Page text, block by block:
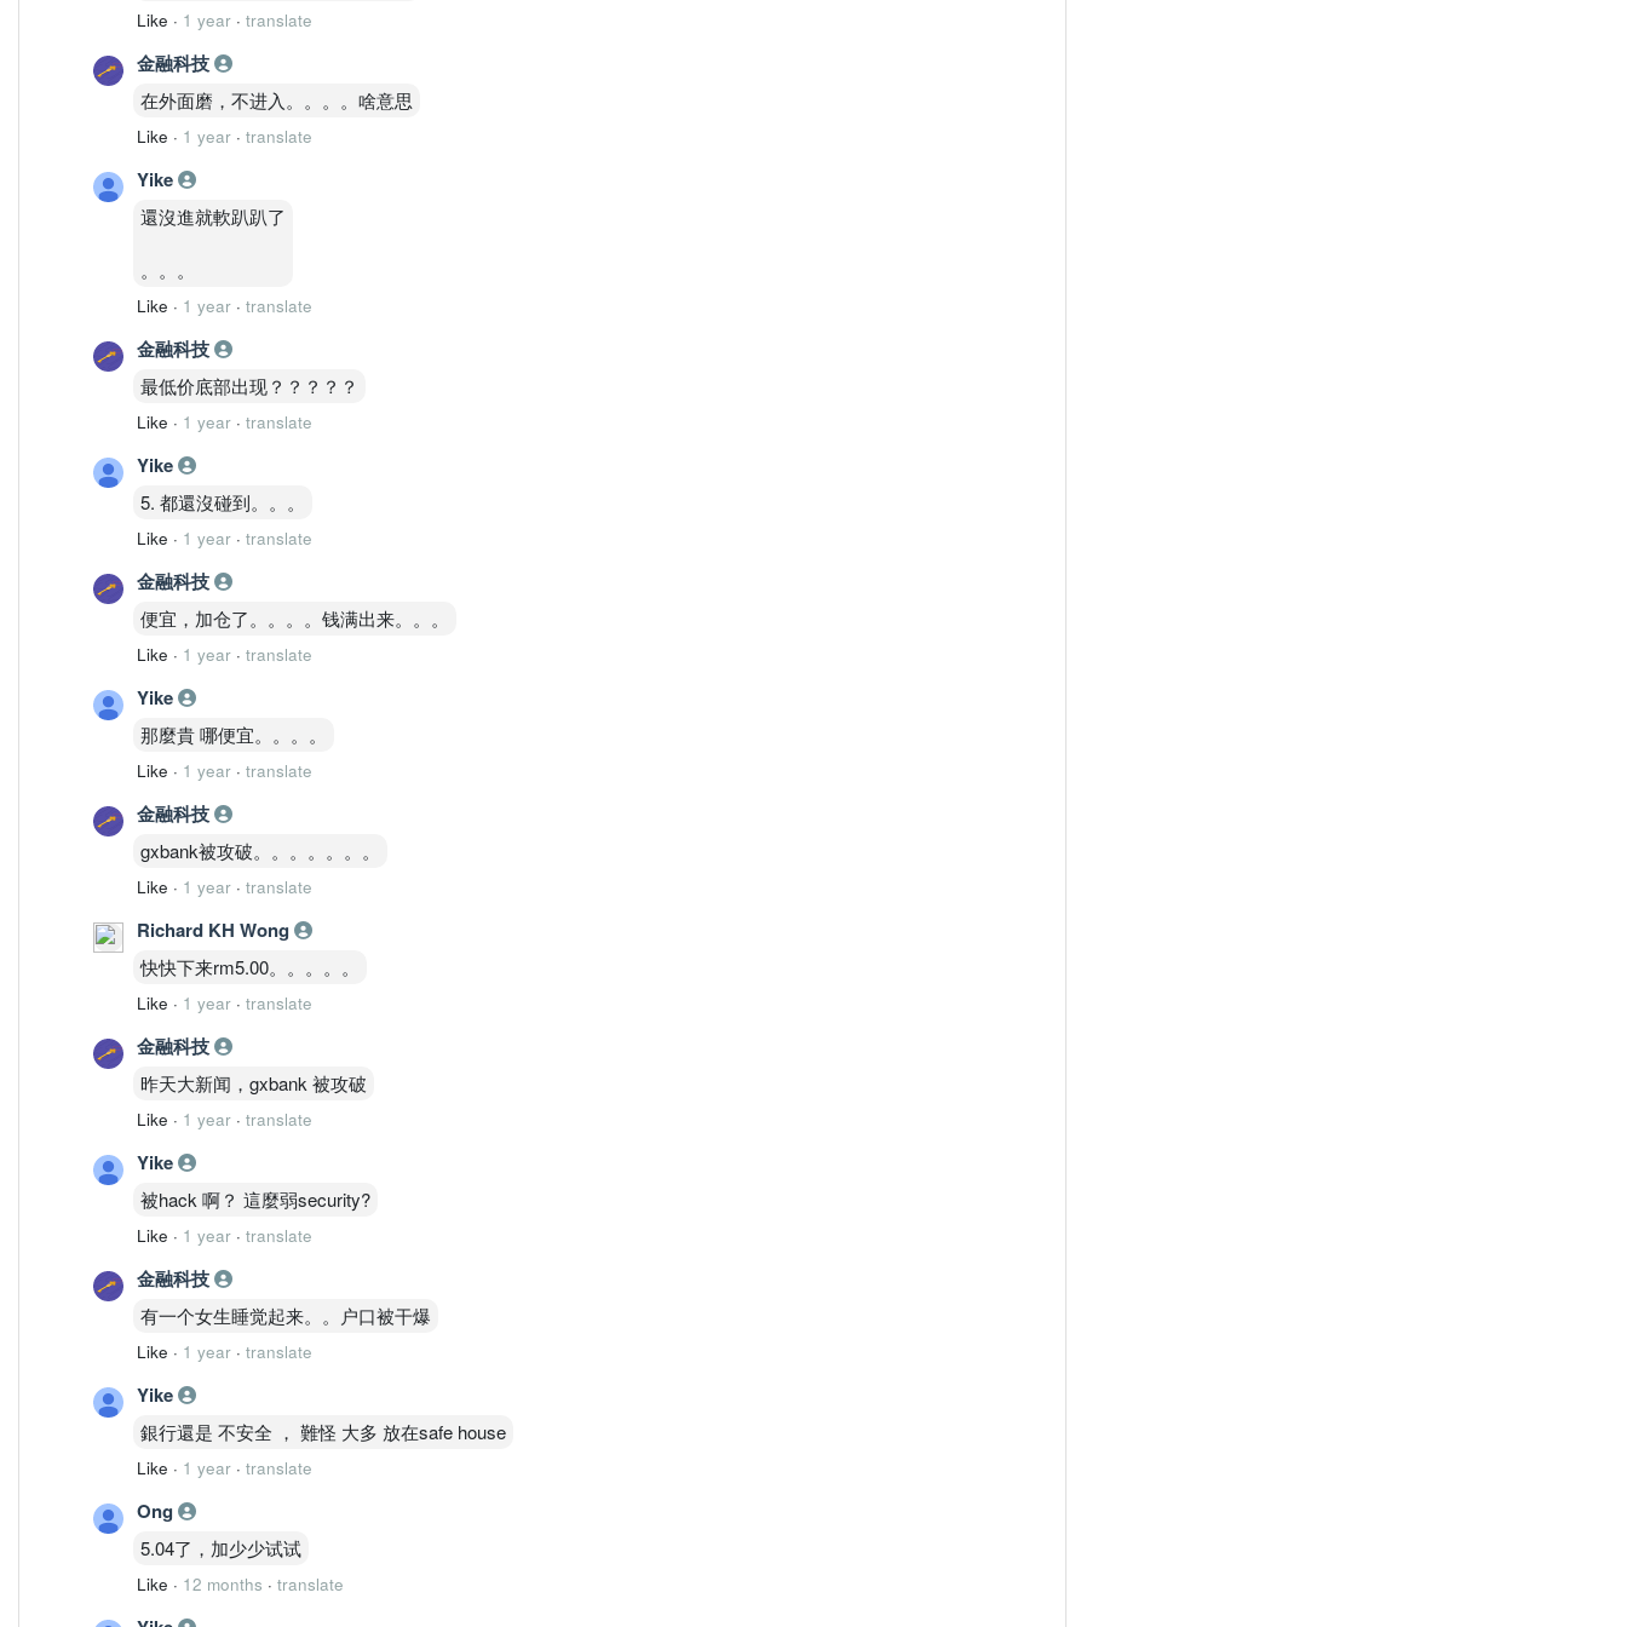
Like · 1 year · translate
金融科技
在外面磨，不进入。。。。啥意思
Like · 1 year · translate
Yike
還沒進就軟趴趴了
。。。
Like · 1 year · translate
金融科技
最低价底部出现？？？？？
Like · 1 year · translate
Yike
5. 都還沒碰到。。。
Like · 1 year · translate
金融科技
便宜，加仓了。。。。钱满出来。。。
Like · 1 year · translate
Yike
那麼貴 哪便宜。。。。
Like · 1 year · translate
金融科技
gxbank被攻破。。。。。。。
Like · 1 year · translate
Richard KH Wong
快快下来rm5.00。。。。。
Like · 1 year · translate
金融科技
昨天大新闻，gxbank 被攻破
Like · 1 year · translate
Yike
被hack 啊？ 這麼弱security?
Like · 1 year · translate
金融科技
有一个女生睡觉起来。。户口被干爆
Like · 1 year · translate
Yike
銀行還是 不安全 ， 難怪 大多 放在safe house
Like · 1 year · translate
Ong
5.04了，加少少试试
Like · 12 months · translate